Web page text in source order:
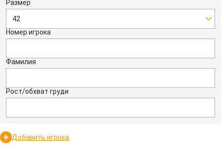
Размер
42
Номер игрока
Фамилия
Рост/обхват груди
Добавить игрока